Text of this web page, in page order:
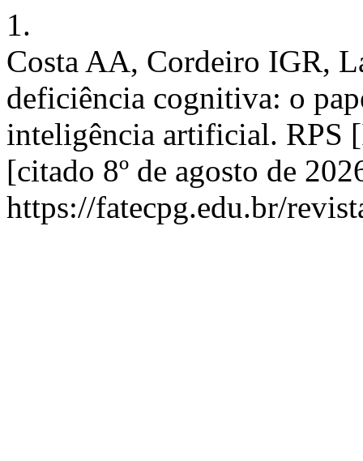
1.
Costa AA, Cordeiro IGR,
deficiência cognitiva: o
inteligência artificial. RPS
[citado 8º de agosto de
https://fatecpg.edu.br/